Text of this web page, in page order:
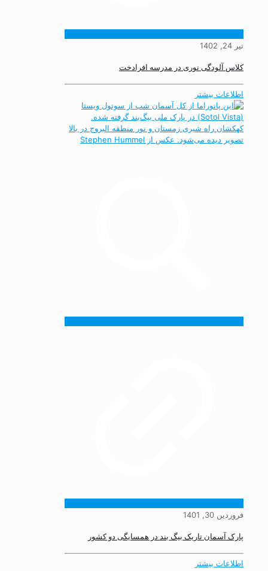
تیر 24, 1402
کلاس آلودگی نوری در مدرسه افرادخت
اطلاعات بیشتر
فروردین 30, 1401
پارک آسمان تاریک بیگ بند در همسایگی دو کشور
اطلاعات بیشتر